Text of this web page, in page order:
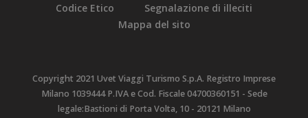
Codice Etico
Segnalazione di illeciti
Mappa del sito
Copyright 2021 Uvet Viaggi Turismo S.p.A. Registro Imprese
Milano 1039444 P.IVA e Cod. Fiscale 04700360151 - Sede
legale:Bastioni di Porta Volta, 10 - 20121 Milano